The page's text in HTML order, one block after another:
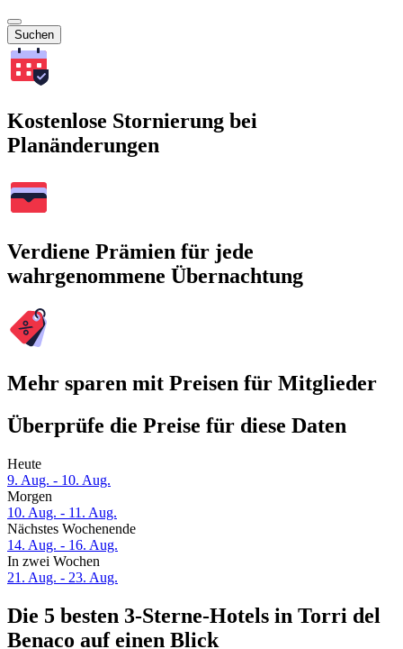
Suchen
Kostenlose Stornierung bei
Planänderungen
Verdiene Prämien für jede
wahrgenommene Übernachtung
Mehr sparen mit Preisen für Mitglieder
Überprüfe die Preise für diese Daten
Heute
9. Aug. - 10. Aug.
Morgen
10. Aug. - 11. Aug.
Nächstes Wochenende
14. Aug. - 16. Aug.
In zwei Wochen
21. Aug. - 23. Aug.
Die 5 besten 3-Sterne-Hotels in Torri del
Benaco auf einen Blick